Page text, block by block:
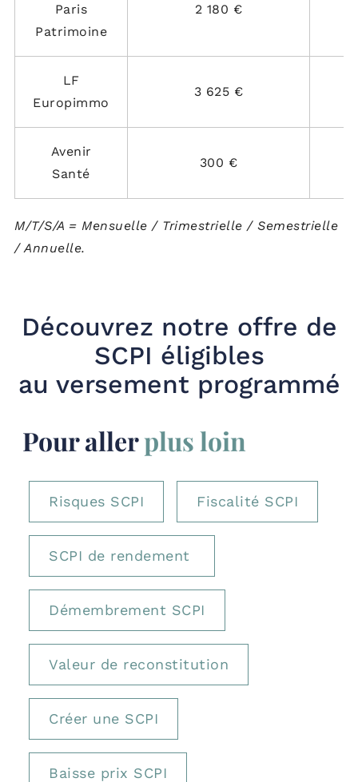
Paris
Patrimoine
2 180 €
LF
Europimmo
3 625 €
Avenir
Santé
300 €
M/T/S/A = Mensuelle / Trimestrielle / Semestrielle
/ Annuelle.
Découvrez notre offre de
SCPI éligibles
au versement programmé
Pour allerplus loin
Risques SCPI Fiscalité SCPI
SCPI de rendement
Démembrement SCPI
Valeur de reconstitution
Créer une SCPI
Baisse prix SCPI